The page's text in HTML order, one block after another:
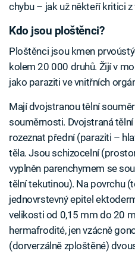
chybu – jak už někteří kritici
Kdo jsou ploštěnci?
Ploštěnci jsou kmen
kolem 20 000 druhů. Žijí v
jako paraziti ve vnitřních
Mají dvojstranou tělní
souměrnosti. Dvojstraná
rozeznat přední (paraziti –
těla. Jsou schizocelní
vyplněn parenchymem se
tělní tekutinou). Na povrchu
jednovrstevný epitel
velikosti od 0,15 mm do 20
hermafrodité, jen vzácně
(dorverzálně zploštěné)